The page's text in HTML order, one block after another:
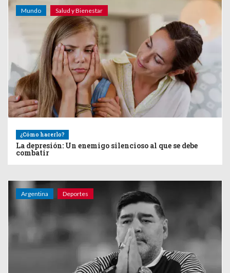
Mundo Salud y Bienestar
¿Cómo hacerlo?
La depresión: Un enemigo silencioso al que se debe
combatir
Argentina Deportes